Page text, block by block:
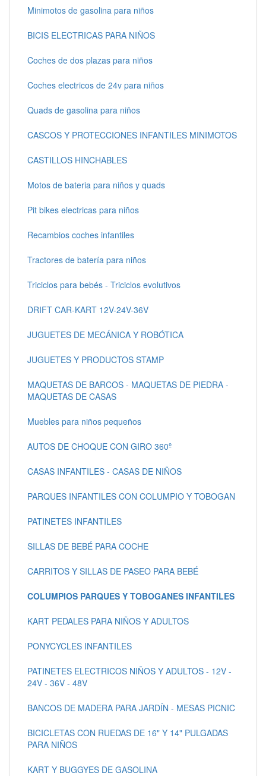
Minimotos de gasolina para niños
BICIS ELECTRICAS PARA NIÑOS
Coches de dos plazas para niños
Coches electricos de 24v para niños
Quads de gasolina para niños
CASCOS Y PROTECCIONES INFANTILES MINIMOTOS
CASTILLOS HINCHABLES
Motos de bateria para niños y quads
Pit bikes electricas para niños
Recambios coches infantiles
Tractores de batería para niños
Triciclos para bebés - Triciclos evolutivos
DRIFT CAR-KART 12V-24V-36V
JUGUETES DE MECÁNICA Y ROBÓTICA
JUGUETES Y PRODUCTOS STAMP
MAQUETAS DE BARCOS - MAQUETAS DE PIEDRA -
MAQUETAS DE CASAS
Muebles para niños pequeños
AUTOS DE CHOQUE CON GIRO 360º
CASAS INFANTILES - CASAS DE NIÑOS
PARQUES INFANTILES CON COLUMPIO Y TOBOGAN
PATINETES INFANTILES
SILLAS DE BEBÉ PARA COCHE
CARRITOS Y SILLAS DE PASEO PARA BEBÉ
COLUMPIOS PARQUES Y TOBOGANES INFANTILES
KART PEDALES PARA NIÑOS Y ADULTOS
PONYCYCLES INFANTILES
PATINETES ELECTRICOS NIÑOS Y ADULTOS - 12V -
24V - 36V - 48V
BANCOS DE MADERA PARA JARDÍN - MESAS PICNIC
BICICLETAS CON RUEDAS DE 16" Y 14" PULGADAS
PARA NIÑOS
KART Y BUGGYES DE GASOLINA